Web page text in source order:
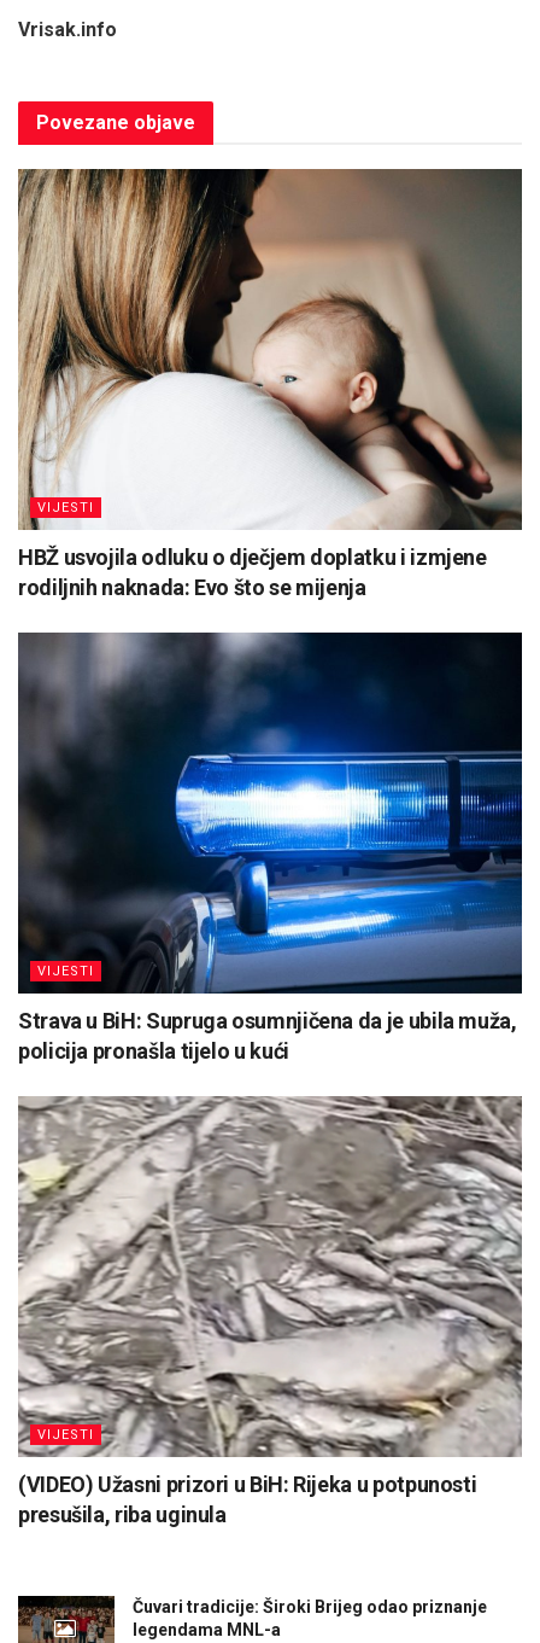
Vrisak.info
Povezane objave
VIJESTI
HBŽ usvojila odluku o dječjem doplatku i izmjene
rodiljnih naknada: Evo što se mijenja
VIJESTI
Strava u BiH: Supruga osumnjičena da je ubila muža,
policija pronašla tijelo u kući
VIJESTI
(VIDEO) Užasni prizori u BiH: Rijeka u potpunosti
presušila, riba uginula
Čuvari tradicije: Široki Brijeg odao priznanje
legendama MNL-a